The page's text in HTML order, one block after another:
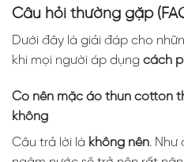
Câu hỏi thường gặp
Dưới đây là giải đáp cho
khi mọi người áp dụng cách
Có nên mặc áo thun cotton
không
Câu trả lời là không nên. Như